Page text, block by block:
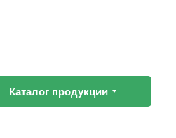
Каталог продукции